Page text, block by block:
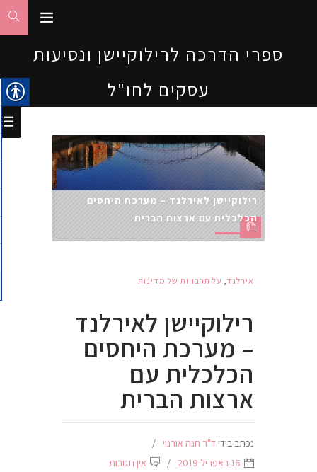
ספרי הדרכה לרילוקיישן ונסיעות
עסקים לחו"ל
רילוקיישן לאירלנד – מערכת היחסים
הכלכלית עם ארצות הברית
אירלנד, על תרבויות של מדינות
רילוקיישן לאירלנד
– מערכת היחסים
הכלכלית עם
ארצות הברית
נכתב בידיד"ר חנה אורנוי
16 באפריל 2019
אין תגובות